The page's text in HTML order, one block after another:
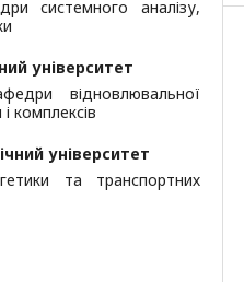
системного аналізу,
університет
відновлювальної
комплексів
університет
та транспортних